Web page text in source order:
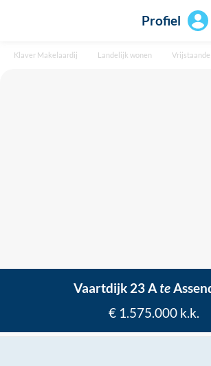
Profiel
Klaver Makelaardij Landelijk wonen
Vaartdijk 23 A te
€ 1.575.000 k.k.